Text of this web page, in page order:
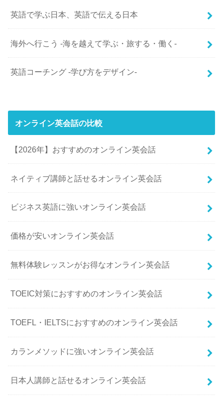
英語で学ぶ日本、英語で伝える日本
海外へ行こう -海を越えて学ぶ・旅する・働く-
英語コーチング -学び方をデザイン-
オンライン英会話の比較
【2026年】おすすめのオンライン英会話
ネイティブ講師と話せるオンライン英会話
ビジネス英語に強いオンライン英会話
価格が安いオンライン英会話
無料体験レッスンがお得なオンライン英会話
TOEIC対策におすすめのオンライン英会話
TOEFL・IELTSにおすすめのオンライン英会話
カランメソッドに強いオンライン英会話
日本人講師と話せるオンライン英会話